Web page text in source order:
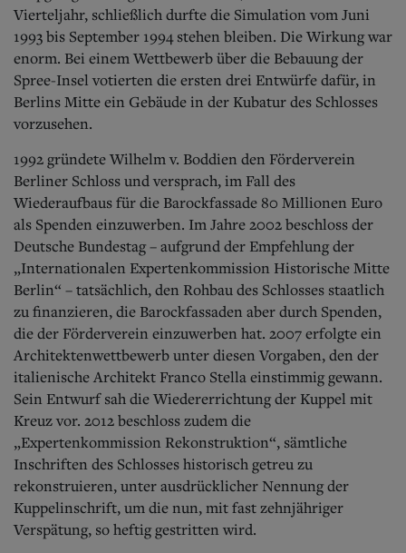
Vierteljahr, schließlich durfte die Simulation vom Juni
1993 bis September 1994 stehen bleiben. Die Wirkung war
enorm. Bei einem Wettbewerb über die Bebauung der
Spree-Insel votierten die ersten drei Entwürfe dafür, in
Berlins Mitte ein Gebäude in der Kubatur des Schlosses
vorzusehen.
1992 gründete Wilhelm v. Boddien den Förderverein
Berliner Schloss und versprach, im Fall des
Wiederaufbaus für die Barockfassade 80 Millionen Euro
als Spenden einzuwerben. Im Jahre 2002 beschloss der
Deutsche Bundestag – aufgrund der Empfehlung der
„Internationalen Expertenkommission Historische Mitte
Berlin“ – tatsächlich, den Rohbau des Schlosses staatlich
zu finanzieren, die Barockfassaden aber durch Spenden,
die der Förderverein einzuwerben hat. 2007 erfolgte ein
Architektenwettbewerb unter diesen Vorgaben, den der
italienische Architekt Franco Stella einstimmig gewann.
Sein Entwurf sah die Wiedererrichtung der Kuppel mit
Kreuz vor. 2012 beschloss zudem die
„Expertenkommission Rekonstruktion“, sämtliche
Inschriften des Schlosses historisch getreu zu
rekonstruieren, unter ausdrücklicher Nennung der
Kuppelinschrift, um die nun, mit fast zehnjähriger
Verspätung, so heftig gestritten wird.